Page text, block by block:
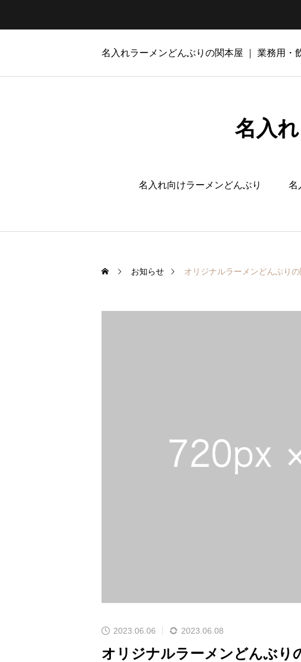
名入れラーメンどんぶりの関本屋 ｜ 業務用・
名入
名入れ向けラーメンどんぶり 名
お知らせ オリジナルラーメンどんぶり
2023.06.06 2023.06.08
オリジナルラーメンどんぶり